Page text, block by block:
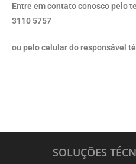
Entre em contato conosco pelo
3110 5757
ou pelo celular do responsável
SOLUÇÕES_______